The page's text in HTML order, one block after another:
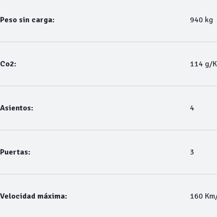
Peso sin carga: 940 kg
Co2: 114 g/
Asientos: 4
Puertas: 3
Velocidad máxima: 160